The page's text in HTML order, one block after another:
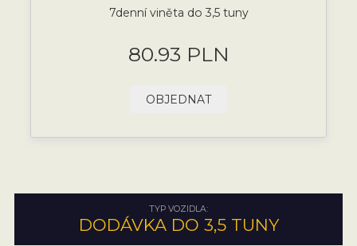
7denní viněta do 3,5 tuny
80.93 PLN
OBJEDNAT
TYP VOZIDLA:
DODÁVKA DO 3,5 TUNY